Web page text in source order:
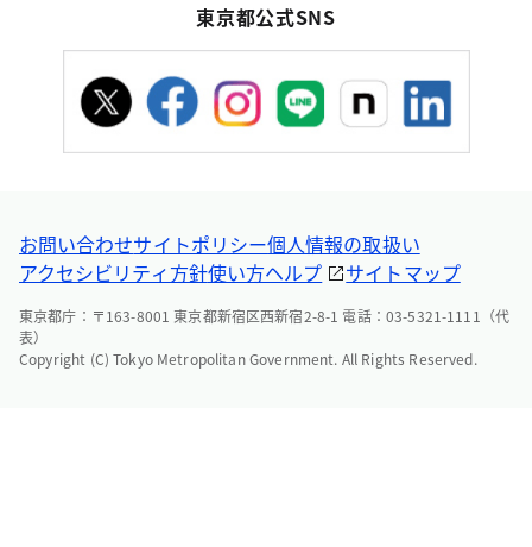
東京都公式SNS
お問い合わせサイトポリシー個人情報の取扱い
アクセシビリティ方針使い方ヘルプ サイトマップ
東京都庁：〒163-8001 東京都新宿区西新宿2-8-1 電話：03-5321-1111（代
表）
Copyright (C) Tokyo Metropolitan Government. All Rights Reserved.